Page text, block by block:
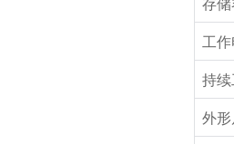
存
工
持
外